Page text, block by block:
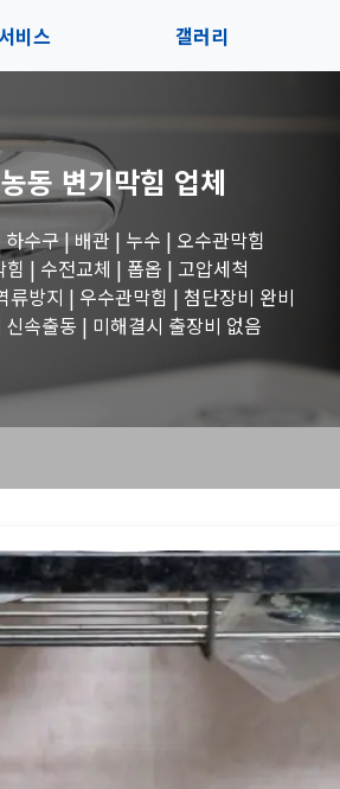
서비스
로그
갤러리
수도꼭지 작업
세면대 작업
변기 작업
동 변기막힘 업체
하수구 | 배관 | 누수 | 오수관막힘
힘 | 수전교체 | 폽옵 | 고압세척
류방지 | 우수관막힘 | 첨단장비 완비
속출동 | 미해결시 출장비 없음